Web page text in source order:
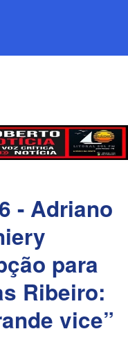
- Adriano
para
Ribeiro:
vice”